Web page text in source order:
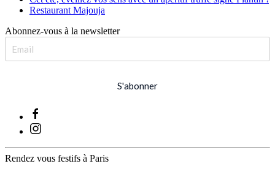
Restaurant Majouja
Abonnez-vous à la newsletter
S'abonner
Rendez vous festifs à Paris